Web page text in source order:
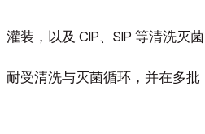
装，以及 CIP、SIP 等清洗灭菌
受清洗与灭菌循环，并在多批